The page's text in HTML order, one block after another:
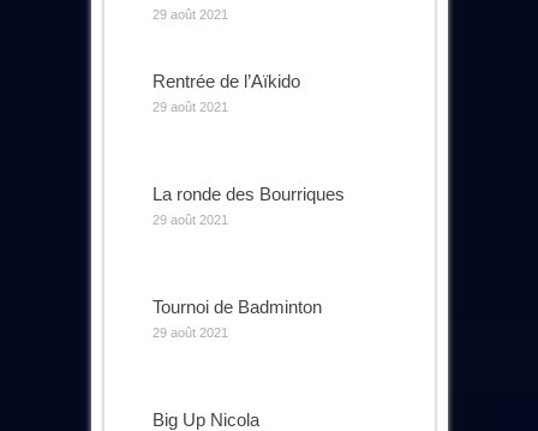
29 août 2021
Rentrée de l’Aïkido
29 août 2021
La ronde des Bourriques
29 août 2021
Tournoi de Badminton
29 août 2021
Big Up Nicola